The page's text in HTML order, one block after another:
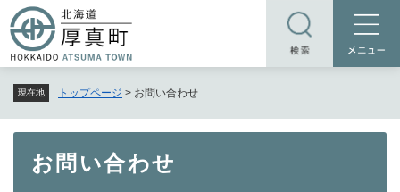
ー
ジ
頭
で
現在地 トップページ > お問い合わせ
お問い合わせ